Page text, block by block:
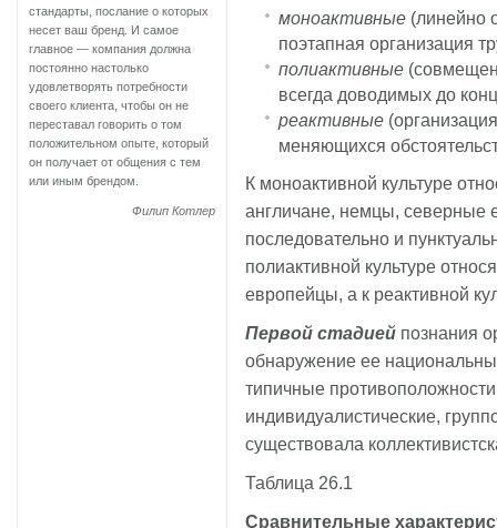
моноактивные (линейно
поэтапная организация
полиактивные
всегда доводимых до
реактивные
меняющихся
К моноактивной культуре
англичане, немцы, северные
последовательно и
полиактивной культуре
европейцы, а к реактивной
Первой стадией познания
обнаружение ее
типичные
индивидуалистические,
существовала
Таблица 26.1
Сравнительные
стандарты, послание о которых
несет ваш бренд. И самое
главное — компания должна
постоянно настолько
удовлетворять потребности
своего клиента, чтобы он не
переставал говорить о том
положительном опыте, который
он получает от общения с тем
или иным брендом.
Филип Котлер